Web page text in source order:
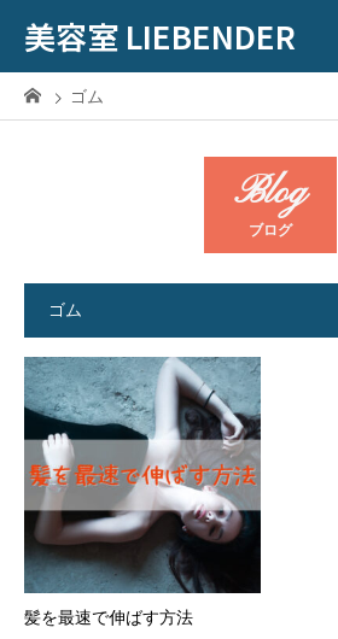
美容室 LIEBENDER
ゴム
Blog
ブログ
ゴム
髪を最速で伸ばす方法